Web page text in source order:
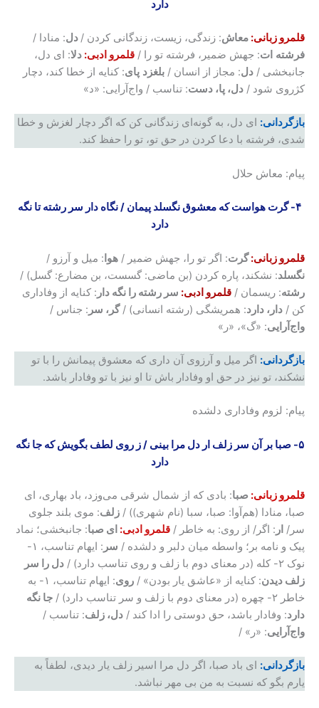
دارد
قلمرو زبانی: معاش: زندگی، زیست، زندگانی کردن / دل: منادا /
فرشته ات: جهش ضمیر، فرشته تو را / قلمرو ادبی: دلا:‌ ای دل،
جانبخشی / دل: مجاز از انسان / بلغزد پای: کنایه از خطا کند، دچار
کژروی شود / دل، پا، دست: تناسب / وا‌ج‌آرایی: «د»
بازگردانی: ‌ای دل، به گونه‌ای زندگانی کن که اگر دچار لغزش و خطا
شدی، فرشته‌ با دعا کردن در حق تو، تو را حفظ کند.
پیام: معاش حلال
۴- گرت هواست که معشوق نگسلد پیمان /نگاه دار سر رشته تا نگه
دارد
قلمرو زبانی:گرت: اگر تو را، جهش ضمیر / هوا : میل و آرزو /
نگسلد: نشکند، پاره کردن (بن ماضی: گسست، بن مضارع: گسل) /
رشته: ریسمان / قلمرو ادبی: سر رشته را نگه دار : کنایه از وفاداری
کن / دار، دارد: همریشگی (رشته انسانی) /گر، سر : جناس /
وا‌ج‌آرایی: «گ»، «ر»
بازگردانی: اگر میل و آرزوی آن داری که معشوق پیمانش را با تو
نشکند، تو نیز در حق او وفادار باش تا او نیز با تو وفادار باشد.
پیام: لزوم وفاداری دلشده
۵- صبا بر آن سر زلف ار دل مرا بینی /ز روی لطف بگویش که جا نگه
دارد
قلمرو زبانی: صبا: بادی که از شمال شرقی می‌وزد، باد بهاری،‌ ای
صبا، منادا (هم‌آوا: صبا، سبا (نام شهری)) / زلف: موی بلند جلوی
سر/ ار : اگر/ از روی: به خاطر / قلمرو ادبی: ‌ ای صبا: جانبخشی؛ نماد
پیک و نامه بر؛ واسطه میان دلبر و دلشده / سر
: ایهام تناسب، ۱-
نوک ۲- کله (در معنای دوم با زلف و روی تناسب دارد) /
دل را سر
زلف دیدن: کنایه از «عاشق یار بودن» / روی
: ایهام تناسب، ۱- به
خاطر ۲- چهره (در معنای دوم با زلف و سر تناسب دارد) /
جا نگه
دارد: وفادار باشد، حق دوستی را ادا کند / دل، زلف: تناسب /
وا‌ج‌آرایی: «ر» /
بازگردانی:‌ ای باد صبا، اگر دل مرا اسیر زلف یار دیدی، لطفاً به
یارم بگو که نسبت به من بی مهر نباشد.